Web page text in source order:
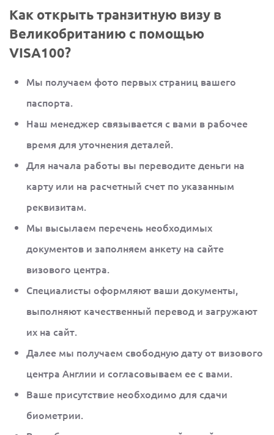
Как открыть транзитную визу в
Великобританию с помощью
VISA100?
Мы получаем фото первых страниц вашего
паспорта.
Наш менеджер связывается с вами в рабочее
время для уточнения деталей.
Для начала работы вы переводите деньги на
карту или на расчетный счет по указанным
реквизитам.
Мы высылаем перечень необходимых
документов и заполняем анкету на сайте
визового центра.
Специалисты оформляют ваши документы,
выполняют качественный перевод и загружают
их на сайт.
Далее мы получаем свободную дату от визового
центра Англии и согласовываем ее с вами.
Ваше присутствие необходимо для сдачи
биометрии.